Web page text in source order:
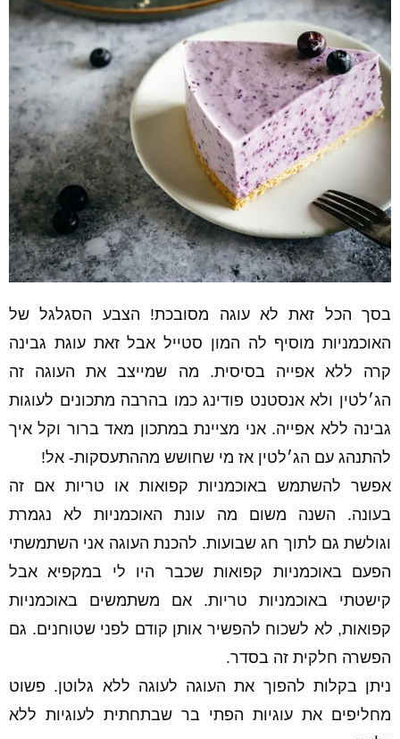
בסך הכל זאת לא עוגה מסובכת! הצבע הסגלגל של
האוכמניות מוסיף לה המון סטייל אבל זאת עוגת גבינה
קרה ללא אפייה בסיסית. מה שמייצב את העוגה זה
הג׳לטין ולא אנסטנט פודינג כמו בהרבה מתכונים לעוגות
גבינה ללא אפייה. אני מציינת במתכון מאד ברור וקל איך
להתנהג עם הג׳לטין אז מי שחושש מההתעסקות- אל!
אפשר להשתמש באוכמניות קפואות או טריות אם זה
בעונה. השנה משום מה עונת האוכמניות לא נגמרת
וגולשת גם לתוך חג שבועות. להכנת העוגה אני השתמשתי
הפעם באוכמניות קפואות שכבר היו לי במקפיא אבל
קישטתי באוכמניות טריות. אם משתמשים באוכמניות
קפואות, לא לשכוח להפשיר אותן קודם לפני שטוחנים. גם
הפשרה חלקית זה בסדר.
ניתן בקלות להפוך את העוגה לעוגה ללא גלוטן. פשוט
מחליפים את עוגיות הפתי בר שבתחתית לעוגיות ללא